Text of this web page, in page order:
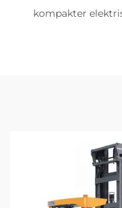
kompakter